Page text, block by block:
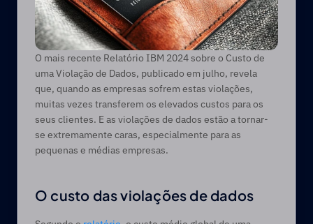
O mais recente Relatório IBM 2024 sobre o Custo de
uma Violação de Dados, publicado em julho, revela
que, quando as empresas sofrem estas violações,
muitas vezes transferem os elevados custos para os
seus clientes. E as violações de dados estão a tornar-
se extremamente caras, especialmente para as
pequenas e médias empresas.
O custo das violações de dados